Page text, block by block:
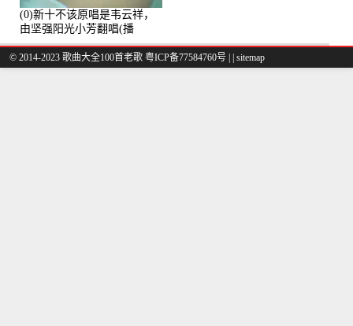
(0)新十不该原唱是韦云祥，
由坚强阳光小芳翻唱(播
放:49861)
© 2014-2023 歌曲大全100首老歌 粤ICP备77584760号 sitemap